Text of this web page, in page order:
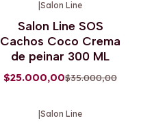
Agotado
Salon Line
Salon Line SOS
Cachos Coco Crema
de peinar 300 ML
$25.000,00$35.000,00
Salon Line